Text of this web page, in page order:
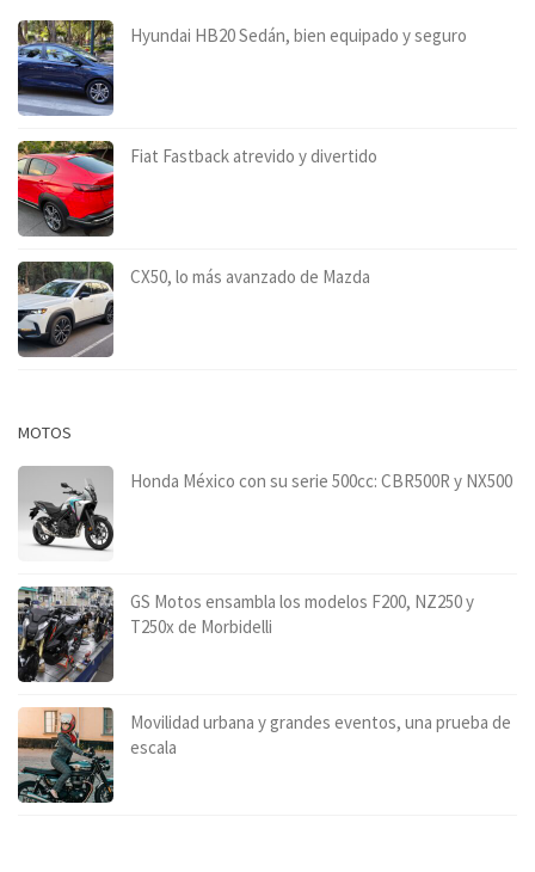
Hyundai HB20 Sedán, bien equipado y seguro
Fiat Fastback atrevido y divertido
CX50, lo más avanzado de Mazda
MOTOS
Honda México con su serie 500cc: CBR500R y NX500
GS Motos ensambla los modelos F200, NZ250 y
T250x de Morbidelli
Movilidad urbana y grandes eventos, una prueba de
escala